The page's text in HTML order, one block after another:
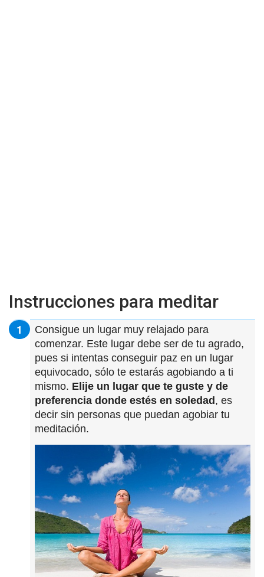
Instrucciones para meditar
Consigue un lugar muy relajado para
comenzar. Este lugar debe ser de tu agrado,
pues si intentas conseguir paz en un lugar
equivocado, sólo te estarás agobiando a ti
mismo. Elije un lugar que te guste y de
preferencia donde estés en soledad , es
decir sin personas que puedan agobiar tu
meditación.